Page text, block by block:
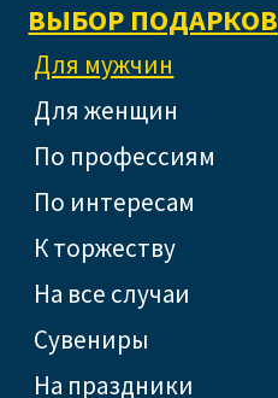
ВЫБОР ПОДАРКОВ
Для мужчин
Для женщин
По профессиям
По интересам
К торжеству
На все случаи
Сувениры
На праздники